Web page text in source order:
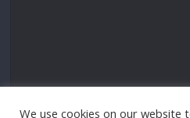
We use cookies on our website